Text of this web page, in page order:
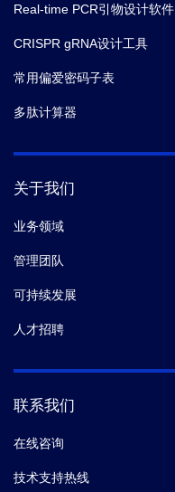
Real-time PCR引物设计软件
CRISPR gRNA设计工具
常用偏爱密码子表
多肽计算器
关于我们
业务领域
管理团队
可持续发展
人才招聘
联系我们
在线咨询
技术支持热线